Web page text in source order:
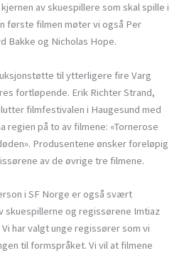
av skuespillere som skal spille i
første filmen møter vi også Per
Bakke og Nicholas Hope.
til ytterligere fire Varg
fortløpende. Erik Richter Strand,
filmfestivalen i Haugesund med
regien på to av filmene: «Tornerose
Produsentene ønsker foreløpig
av de øvrige tre filmene.
i SF Norge er også svært
skuespillerne og regissørene Imtiaz
har valgt unge regissører som vi
til formspråket. Vi vil at filmene